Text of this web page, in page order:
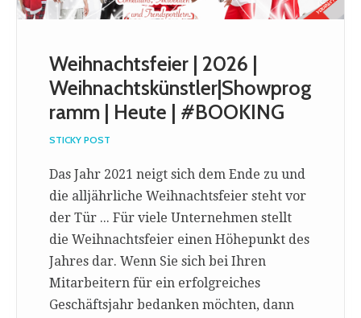
Weihnachtsfeier | 2026 |
Weihnachtskünstler|Showprog
ramm | Heute | #BOOKING
STICKY POST
Das Jahr 2021 neigt sich dem Ende zu und
die alljährliche Weihnachtsfeier steht vor
der Tür ... Für viele Unternehmen stellt
die Weihnachtsfeier einen Höhepunkt des
Jahres dar. Wenn Sie sich bei Ihren
Mitarbeitern für ein erfolgreiches
Geschäftsjahr bedanken möchten, dann